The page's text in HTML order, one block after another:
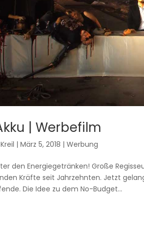
| Werbefilm
|März 5, 2018 |Werbung
den Energiegetränken! Große
Kräfte seit Jahrzehnten. Jetzt
Die Idee zu dem No-Budget...